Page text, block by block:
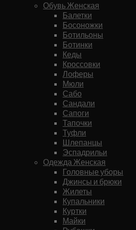
Обувь Женская
Балетки
Босоножки
Ботильоны
Ботинки
Кеды
Кроссовки
Лоферы
Мюли
Сабо
Сандали
Сапоги
Тапочки
Туфли
Шлепанцы
Эспадрильи
Одежда Женская
Головные уборы
Джинсы и брюки
Жилеты
Купальники
Куртки
Майки